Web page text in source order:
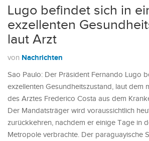
Lugo befindet sich in
exzellenten
laut Arzt
von Nachrichten
Sao Paulo: Der Präsident Fernando Lugo
exzellenten Gesundheitszustand, laut dem
des Arztes Frederico Costa aus dem
Der Mandatsträger wird voraussichtlich
zurückkehren, nachdem er einige Tage in
Metropole verbrachte. Der paraguayische